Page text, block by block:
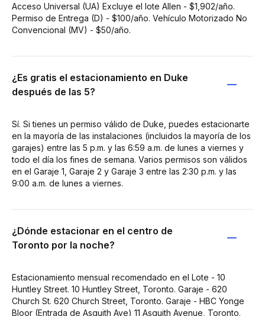
Acceso Universal (UA) Excluye el lote Allen - $1,902/año.
Permiso de Entrega (D) - $100/año. Vehículo Motorizado No
Convencional (MV) - $50/año.
¿Es gratis el estacionamiento en Duke
después de las 5?
Sí. Si tienes un permiso válido de Duke, puedes estacionarte
en la mayoría de las instalaciones (incluidos la mayoría de los
garajes) entre las 5 p.m. y las 6:59 a.m. de lunes a viernes y
todo el día los fines de semana. Varios permisos son válidos
en el Garaje 1, Garaje 2 y Garaje 3 entre las 2:30 p.m. y las
9:00 a.m. de lunes a viernes.
¿Dónde estacionar en el centro de
Toronto por la noche?
Estacionamiento mensual recomendado en el Lote - 10
Huntley Street. 10 Huntley Street, Toronto. Garaje - 620
Church St. 620 Church Street, Toronto. Garaje - HBC Yonge
Bloor (Entrada de Asquith Ave) 11 Asquith Avenue, Toronto.